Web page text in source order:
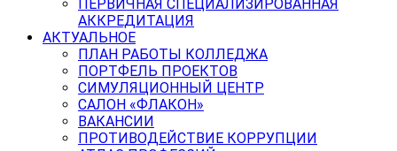
ПЕРВИЧНАЯ СПЕЦИАЛИЗИРОВАННАЯ
АККРЕДИТАЦИЯ
АКТУАЛЬНОЕ
ПЛАН РАБОТЫ КОЛЛЕДЖА
ПОРТФЕЛЬ ПРОЕКТОВ
СИМУЛЯЦИОННЫЙ ЦЕНТР
САЛОН «ФЛАКОН»
ВАКАНСИИ
ПРОТИВОДЕЙСТВИЕ КОРРУПЦИИ